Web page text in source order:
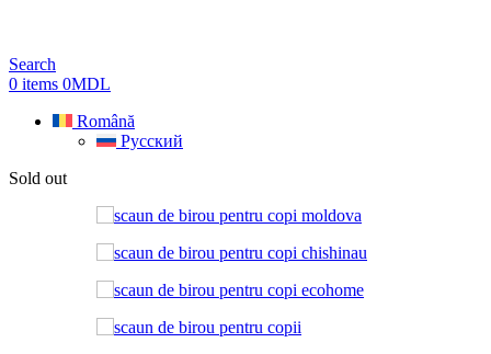
Search
0 items 0MDL
Română
Русский
Sold out